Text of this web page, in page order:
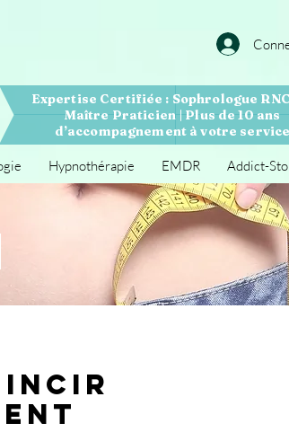
Expertise Certifiée : Sophrologue
Maître Praticien | Plus de 10 ans
d’accompagnement à votre service
Hypnothérapie EMDR Addict-